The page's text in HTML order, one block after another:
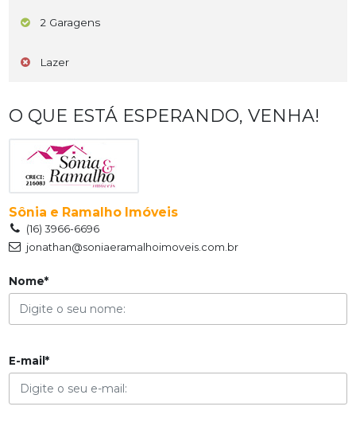
2 Garagens
Lazer
O QUE ESTÁ ESPERANDO, VENHA!
Sônia e Ramalho Imóveis
(16) 3966-6696
jonathan@soniaeramalhoimoveis.com.br
Nome*
E-mail*